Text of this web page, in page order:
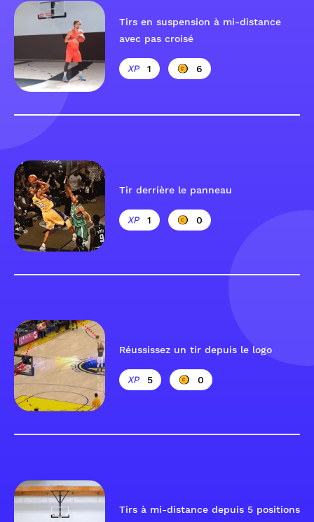
Tirs en suspension à mi-distance
avec pas croisé
1 6
Tir derrière le panneau
1 0
Réussissez un tir depuis le logo
5 0
Tirs à mi-distance depuis 5 positions